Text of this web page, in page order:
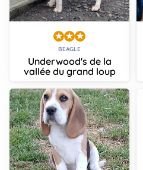
BEAGLE
Underwood's de la
vallée du grand loup